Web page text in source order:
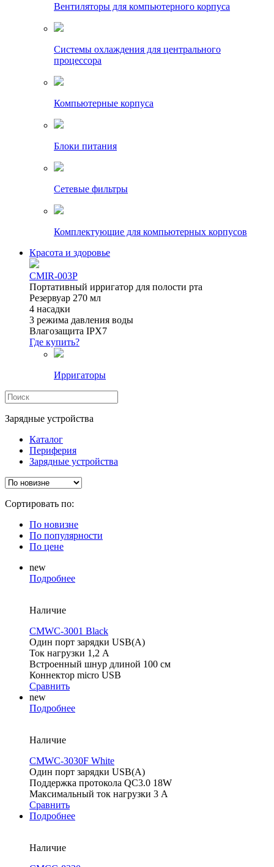
Вентиляторы для компьютерного корпуса
Системы охлаждения для центрального
процессора
Компьютерные корпуса
Блоки питания
Сетевые фильтры
Комплектующие для компьютерных корпусов
Красота и здоровье
CMIR-003P
Портативный ирригатор для полости рта
Резервуар 270 мл
4 насадки
3 режима давления воды
Влагозащита IPX7
Где купить?
Ирригаторы
Зарядные устройства
Каталог
Периферия
Зарядные устройства
Сортировать по:
По новизне
По популярности
По цене
new
Подробнее
Наличие
CMWC-3001 Black
Один порт зарядки USB(A)
Ток нагрузки 1,2 А
Встроенный шнур длиной 100 см
Коннектор micro USB
Сравнить
new
Подробнее
Наличие
CMWC-3030F White
Один порт зарядки USB(A)
Поддержка протокола QC3.0 18W
Максимальный ток нагрузки 3 А
Сравнить
Подробнее
Наличие